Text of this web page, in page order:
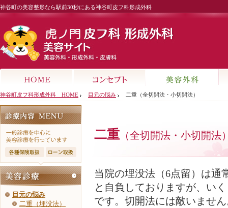
神谷町の美容整形なら駅前30秒にある神谷町皮フ科形成外科
神谷町皮フ科形成外科 HOME 目元の悩み 二重（全切開法・小切開法）
目元の悩み
二重（埋没法）
二重 （全切開法・小切開法
当院の埋没法（6点留）は通
と自負しておりますが、い
です。切開法には敵いませ